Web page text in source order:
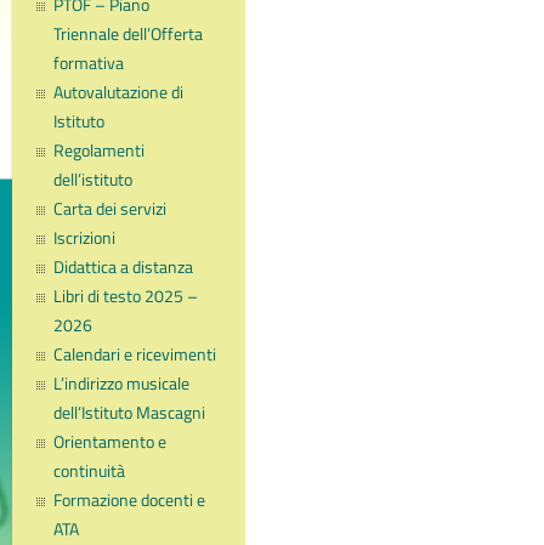
Triennale dell’Offerta
formativa
Autovalutazione di
Istituto
Regolamenti
dell’istituto
Carta dei servizi
Iscrizioni
Didattica a distanza
Libri di testo 2025 –
2026
Calendari e ricevimenti
L’indirizzo musicale
dell’Istituto Mascagni
Orientamento e
continuità
Formazione docenti e
ATA